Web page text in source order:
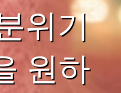
위기
원하